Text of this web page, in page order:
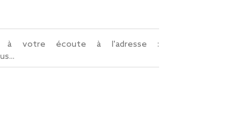
à votre écoute à l'adresse :